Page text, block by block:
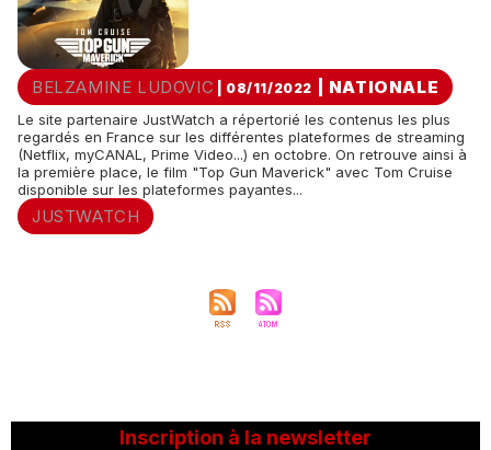
BELZAMINE LUDOVIC | 08/11/2022 NATIONALE
Le site partenaire JustWatch a répertorié les contenus les plus
regardés en France sur les différentes plateformes de streaming
(Netflix, myCANAL, Prime Video...) en octobre. On retrouve ainsi à
la première place, le film "Top Gun Maverick" avec Tom Cruise
disponible sur les plateformes payantes...
JUSTWATCH
Inscription à la newsletter